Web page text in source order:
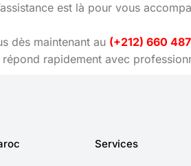
est là pour vous
dès maintenant au (+212) 660
rapidement avec
Services